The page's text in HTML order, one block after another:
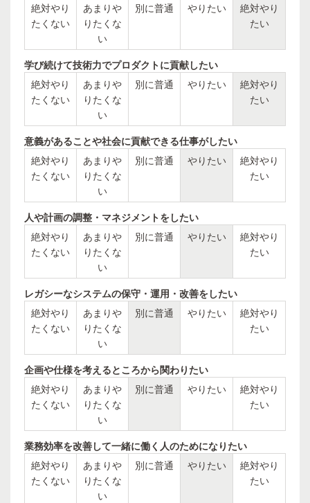
絶対やり
たくない
あまりや
りたくな
い
別に普通 やりたい
絶対やり
たい
学び続けて技術力でプロダクトに貢献したい
絶対やり
たくない
あまりや
りたくな
い
別に普通 やりたい
絶対やり
たい
意義があることや社会に貢献できる仕事がしたい
絶対やり
たくない
あまりや
りたくな
い
別に普通 やりたい
絶対やり
たい
人や計画の調整・マネジメントをしたい
絶対やり
たくない
あまりや
りたくな
い
別に普通 やりたい
絶対やり
たい
レガシーなシステムの保守・運用・改善をしたい
絶対やり
たくない
あまりや
りたくな
い
別に普通 やりたい
絶対やり
たい
企画や仕様を考えるところから関わりたい
絶対やり
たくない
あまりや
りたくな
い
別に普通 やりたい
絶対やり
たい
業務効率を改善して一緒に働く人のためになりたい
絶対やり
たくない
あまりや
りたくな
い
別に普通 やりたい
絶対やり
たい